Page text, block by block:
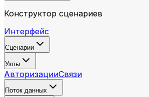
Конструктор сценариев
Интерфейс
Сценарии
Узлы
АвторизацииСвязи
Поток данных